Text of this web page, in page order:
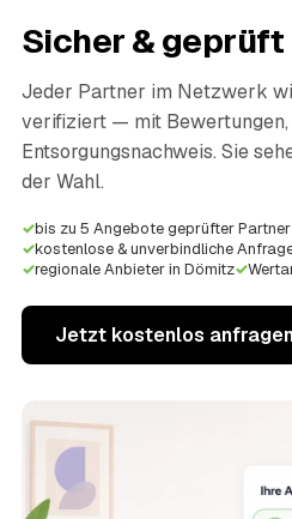
Sicher & geprüft
Jeder Partner im Netzwerk
verifiziert — mit Bewertungen,
Entsorgungsnachweis. Sie
der Wahl.
✓bis zu 5 Angebote geprüfter Partner
✓kostenlose & unverbindliche
✓regionale Anbieter in Dömitz✓
Jetzt kostenlos